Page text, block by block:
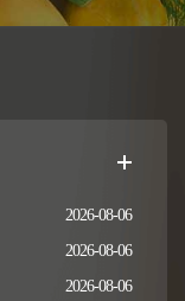
2026-08-06
2026-08-06
2026-08-06